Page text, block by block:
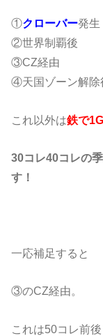
①クローバー発生
②世界制覇後
③CZ経由
④天国ゾーン解除
これ以外は鉄で
30コレ40コレの
す！
一応補足すると
③のCZ経由。
これは50コレ前